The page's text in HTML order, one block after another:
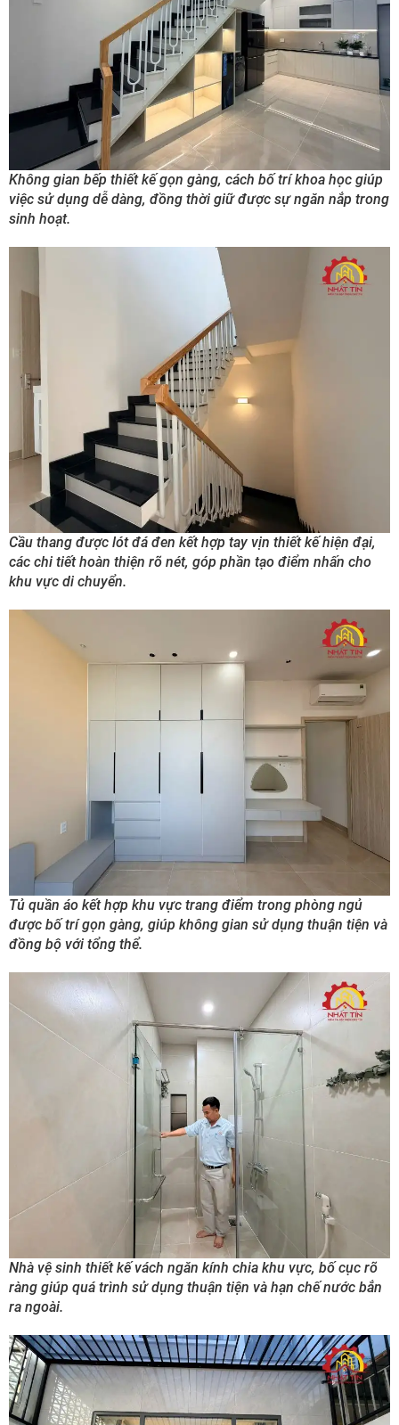
Không gian bếp thiết kế gọn gàng, cách bố trí khoa học giúp
việc sử dụng dễ dàng, đồng thời giữ được sự ngăn nắp trong
sinh hoạt.
Cầu thang được lót đá đen kết hợp tay vịn thiết kế hiện đại,
các chi tiết hoàn thiện rõ nét, góp phần tạo điểm nhấn cho
khu vực di chuyển.
Tủ quần áo kết hợp khu vực trang điểm trong phòng ngủ
được bố trí gọn gàng, giúp không gian sử dụng thuận tiện và
đồng bộ với tổng thể.
Nhà vệ sinh thiết kế vách ngăn kính chia khu vực, bố cục rõ
ràng giúp quá trình sử dụng thuận tiện và hạn chế nước bắn
ra ngoài.